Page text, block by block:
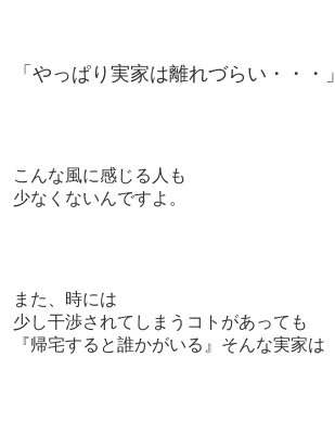
「やっぱり実家は離れづらい・・・」
こんな風に感じる人も
少なくないんですよ。
また、 時には
少し干渉されてしまうコトがあっても
『帰宅すると誰かがいる』そんな実家は